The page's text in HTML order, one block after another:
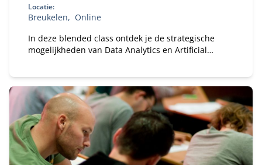
Locatie:
Breukelen
Online
In deze blended class ontdek je de strategische
mogelijkheden van Data Analytics en Artificial